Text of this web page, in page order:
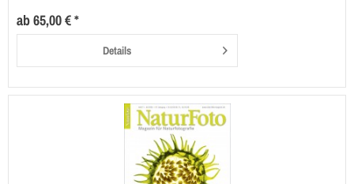
ab 65,00 € *
Details